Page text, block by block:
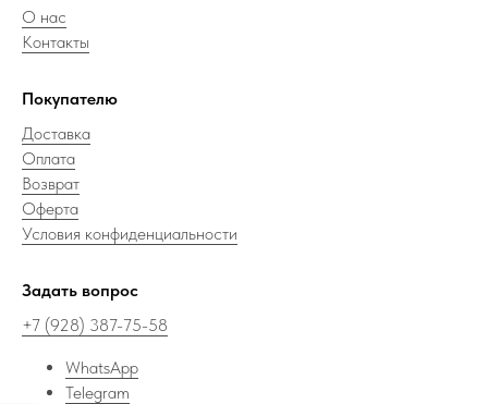
О нас
Контакты
Покупателю
Доставка
Оплата
Возврат
Оферта
Условия конфиденциальности
Задать вопрос
+7 (928) 387-75-58
WhatsApp
Telegram